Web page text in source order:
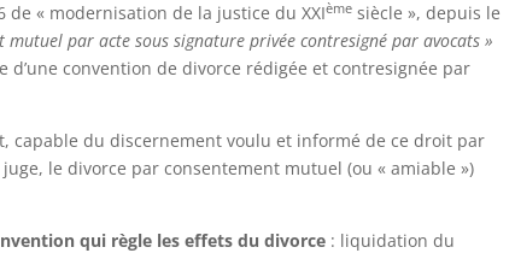
« modernisation de la justice du XXIème siècle », depuis le
mutuel par acte sous signature privée contresigné par avocats »
d’une convention de divorce rédigée et contresignée par
capable du discernement voulu et informé de ce droit par
le divorce par consentement mutuel (ou « amiable »)
qui règle les effets du divorce : liquidation du